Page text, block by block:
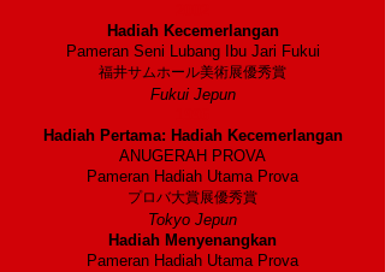
Hadiah Kecemerlangan
Pameran Seni Lubang Ibu Jari Fukui
福井サムホール美術展優秀賞
Fukui Jepun
Hadiah Pertama: Hadiah Kecemerlangan
ANUGERAH PROVA
Pameran Hadiah Utama Prova
プロバ大賞展優秀賞
Tokyo Jepun
Hadiah Menyenangkan
Pameran Hadiah Utama Prova